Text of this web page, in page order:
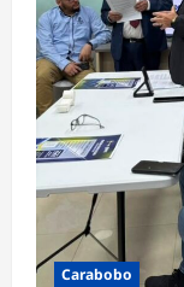
Carabobo